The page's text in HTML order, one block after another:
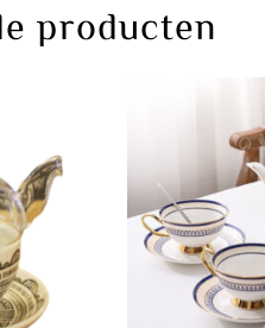
producten